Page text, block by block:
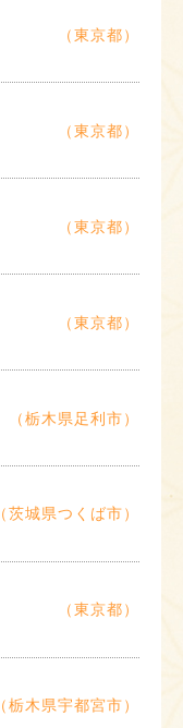
（東京都）
（東京都）
（東京都）
（東京都）
（栃木県足利市）
（茨城県つくば市）
（東京都）
（栃木県宇都宮市）